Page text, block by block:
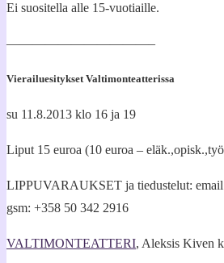
Ei suositella alle 15-vuotiaille.
———————————–
Vierailuesitykset Valtimonteatterissa
su 11.8.2013 klo 16 ja 19
Liput 15 euroa (10 euroa –
LIPPUVARAUKSET ja tiedustelut:
gsm: +358 50 342 2916
VALTIMONTEATTERI, Aleksis Kiven